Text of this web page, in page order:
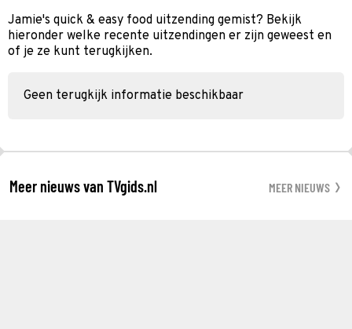
Jamie's quick & easy food uitzending gemist? Bekijk
hieronder welke recente uitzendingen er zijn geweest en
of je ze kunt terugkijken.
Geen terugkijk informatie beschikbaar
Meer nieuws van TVgids.nl MEER NIEUWS